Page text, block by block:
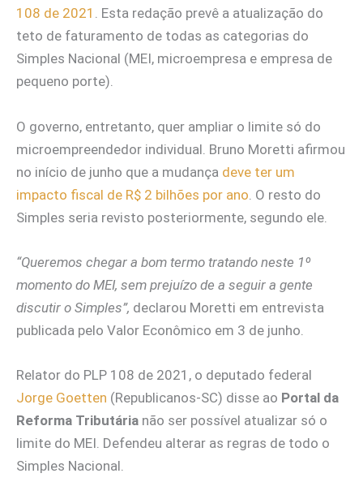
108 de 2021 . Esta redação prevê a atualização do
teto de faturamento de todas as categorias do
Simples Nacional (MEI, microempresa e empresa de
pequeno porte).
O governo, entretanto, quer ampliar o limite só do
microempreendedor individual. Bruno Moretti afirmou
no início de junho que a mudança deve ter um
impacto fiscal de R$ 2 bilhões por ano . O resto do
Simples seria revisto posteriormente, segundo ele.
“Queremos chegar a bom termo tratando neste 1º
momento do MEI, sem prejuízo de a seguir a gente
discutir o Simples”, declarou Moretti em entrevista
publicada pelo Valor Econômico em 3 de junho.
Relator do PLP 108 de 2021, o deputado federal
Jorge Goetten (Republicanos-SC) disse ao Portal da
Reforma Tributária não ser possível atualizar só o
limite do MEI. Defendeu alterar as regras de todo o
Simples Nacional.